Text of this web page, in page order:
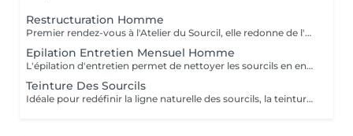
Restructuration Homme
Premier rendez-vous à l'Atelier du Sourcil, elle redonne de l'harmonie au visage. Entièrement réalisée à la pince à épiler, cette prestation iconique vise à redéfinir la forme des sourcils. Formée en morphologie du visage, notre équipe de professionnelles maîtrise toutes les subtilités d'une forme réussie. Un entretien mensuel permet ensuite de conserver une ligne idéale.
Epilation Entretien Mensuel Homme
L'épilation d'entretien permet de nettoyer les sourcils en entretien et de conserver ainsi leur ligne. Au-delà de deux mois sans entretien à l'atelier du sourcil, il faudra refaire une restructuration pour redessiner à nouveau la ligne du sourcil.
Teinture Des Sourcils
Idéale pour redéfinir la ligne naturelle des sourcils, la teinture permet d'intensifier et sublimer le regard. Parfois clairsemés, en manque de densité ou simplement endommagés par de trop régulières épilations, les sourcils peuvent avoir besoin d'être travaillés pour intensifier la teinte du poil ou masquer les sourcils blancs ou grisonnants.